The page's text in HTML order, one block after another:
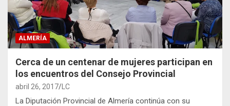
ALMERÍA
Cerca de un centenar de mujeres participan en
los encuentros del Consejo Provincial
abril 26, 2017 LC
La Diputación Provincial de Almería continúa con su